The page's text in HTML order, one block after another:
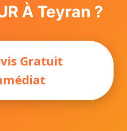
À Teyran ?
Gratuit